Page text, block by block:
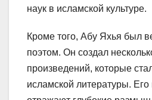
наук в исламской культуре.
Кроме того, Абу Яхья был
поэтом. Он создал
произведений, которые
исламской литературы.